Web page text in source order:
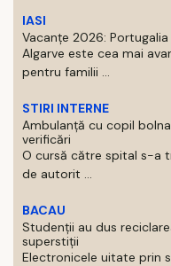
IASI
Vacanțe 2026:
Algarve este cea mai
pentru familii ...
STIRI INTERNE
Ambulanță cu copil
verificări
O cursă către spital s-a
de autorit ...
BACAU
Studenții au dus
superstiții
Electronicele uitate prin